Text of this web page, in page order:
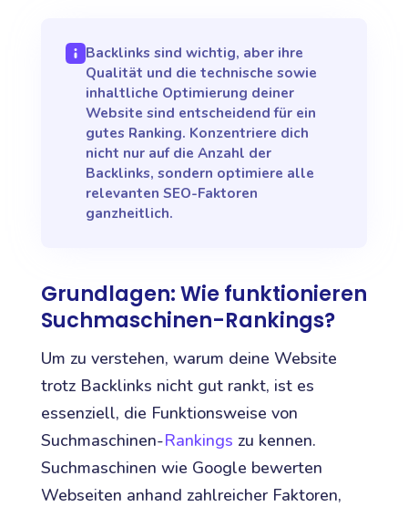
Backlinks sind wichtig, aber ihre
Qualität und die technische sowie
inhaltliche Optimierung deiner
Website sind entscheidend für ein
gutes Ranking. Konzentriere dich
nicht nur auf die Anzahl der
Backlinks, sondern optimiere alle
relevanten SEO-Faktoren
ganzheitlich.
Grundlagen: Wie funktionieren
Suchmaschinen-Rankings?
Um zu verstehen, warum deine Website
trotz Backlinks nicht gut rankt, ist es
essenziell, die Funktionsweise von
Suchmaschinen-Rankings zu kennen.
Suchmaschinen wie Google bewerten
Webseiten anhand zahlreicher Faktoren,